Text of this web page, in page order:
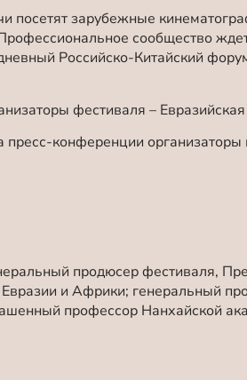
посетят зарубежные
сообщество
Российско-Китайский
фестиваля –
пресс-конференции организаторы
продюсер фестиваля,
Евразии и Африки; генеральный
профессор Нанхайской